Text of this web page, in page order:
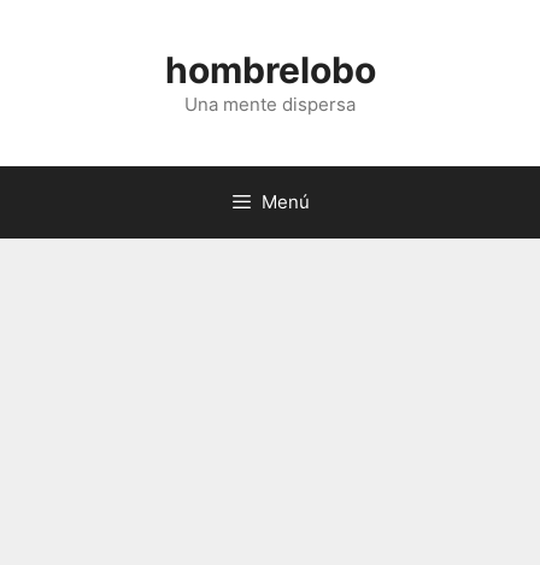
hombrelobo
Una mente dispersa
Menú